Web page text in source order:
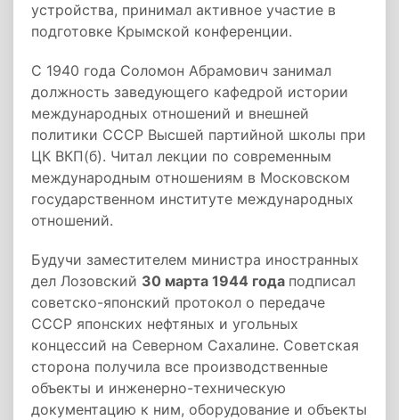
устройства, принимал активное участие в
подготовке Крымской конференции.
С 1940 года Соломон Абрамович занимал
должность заведующего кафедрой истории
международных отношений и внешней
политики СССР Высшей партийной школы при
ЦК ВКП(б). Читал лекции по современным
международным отношениям в Московском
государственном институте международных
отношений.
Будучи заместителем министра иностранных
дел Лозовский 30 марта 1944 года подписал
советско-японский протокол о передаче
СССР японских нефтяных и угольных
концессий на Северном Сахалине. Советская
сторона получила все производственные
объекты и инженерно-техническую
документацию к ним, оборудование и объекты